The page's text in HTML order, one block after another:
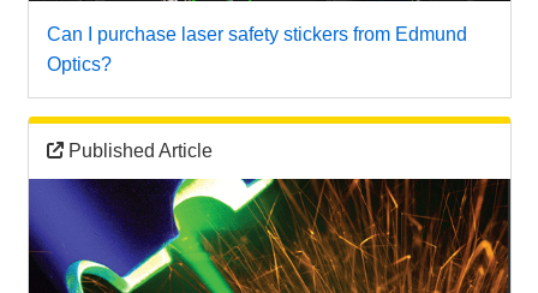
Can I purchase laser safety stickers from Edmund
Optics?
Published Article